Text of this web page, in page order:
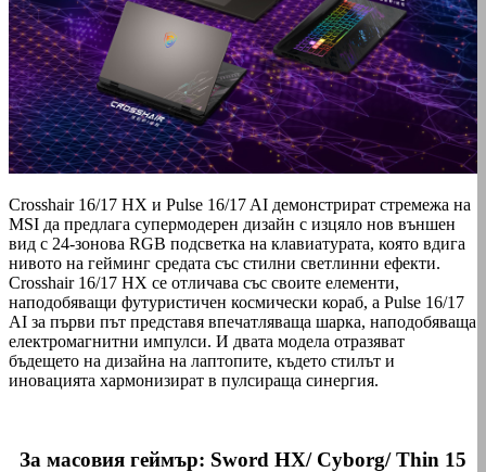
Crosshair 16/17 HX и Pulse 16/17 AI демонстрират стремежа на
MSI да предлага супермодерен дизайн с изцяло нов външен
вид с 24-зонова RGB подсветка на клавиатурата, която вдига
нивото на гейминг средата със стилни светлинни ефекти.
Crosshair 16/17 HX се отличава със своите елементи,
наподобяващи футуристичен космически кораб, а Pulse 16/17
AI за първи път представя впечатляваща шарка, наподобяваща
електромагнитни импулси. И двата модела отразяват
бъдещето на дизайна на лаптопите, където стилът и
иновацията хармонизират в пулсираща синергия.
За масовия геймър: Sword HX/ Cyborg/ Thin 15